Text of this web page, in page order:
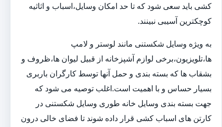
کشی باید سعی شود که تا حد امکان وسایل،اسباب و اثاثیه
کوچکترین آسیبی نبینند.
به ویژه وسایل شکستنی مانند لوستر و لامپ
ها،تلویزیون،برخی لوازم آشپزخانه از قبیل لیوان ها،ظروف و
بشقاب ها که بسته بندی و حمل آنها توسط کارگران باربری
بسیار حساس و با اهمیت است.اغلب توصیه می شود که
جهت بسته بندی وسایل خانه طوری وسایل شکستنی در
کارتن های اسباب کشی قرار داده شوند تا فضای خالی درون